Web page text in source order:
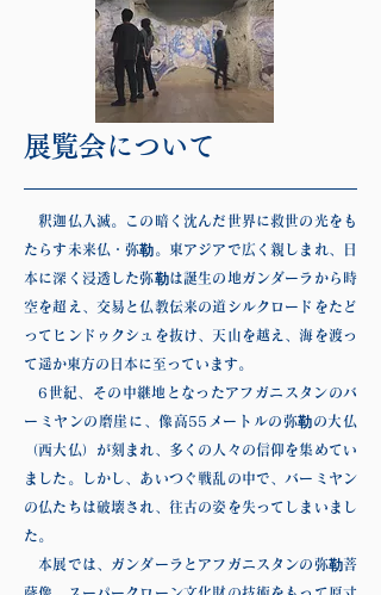
展覧会について
釈迦仏入滅。この暗く沈んだ世界に救世の光をも
たらす未来仏・弥勒。東アジアで広く親しまれ、日
本に深く浸透した弥勒は誕生の地ガンダーラから時
空を超え、交易と仏教伝来の道シルクロードをたど
ってヒンドゥクシュを抜け、天山を越え、海を渡っ
て遥か東方の日本に至っています。
6世紀、その中継地となったアフガニスタンのバ
ーミヤンの磨崖に、像高55メートルの弥勒の大仏
（西大仏）が刻まれ、多くの人々の信仰を集めてい
ました。しかし、あいつぐ戦乱の中で、バーミヤン
の仏たちは破壊され、往古の姿を失ってしまいまし
た。
本展では、ガンダーラとアフガニスタンの弥勒菩